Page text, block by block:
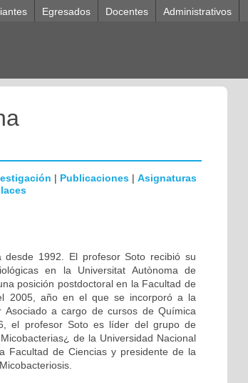
Egresados Docentes Administrativos
| Publicaciones | Asignaturas
1992. El profesor Soto recibió su
en la Universitat Autònoma de
posición postdoctoral en la Facultad de
2005, año en el que se incorporó a la
Asociado a cargo de cursos de Química
el profesor Soto es líder del grupo de
de la Universidad Nacional
Facultad de Ciencias y presidente de la